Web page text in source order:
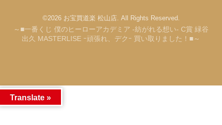
©2026 お宝買道楽 松山店. All Rights Reserved.
～■一番くじ 僕のヒーローアカデミア -紡がれる想い- C賞 緑谷
出久 MASTERLISE ｰ頑張れ、デクｰ 買い取りました！■～
Translate »